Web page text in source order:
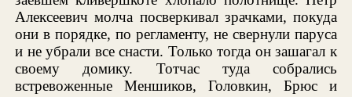
Алексеевич молча посверкивал зрачками, покуда
они в порядке, по регламенту, не свернули паруса
и не убрали все снасти. Только тогда он зашагал к
своему домику. Тотчас туда собрались
встревоженные Меншиков, Головкин, Брюс и